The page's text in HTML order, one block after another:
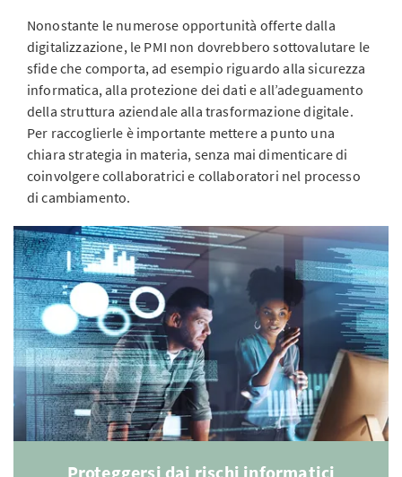
Nonostante le numerose opportunità offerte dalla
digitalizzazione, le PMI non dovrebbero sottovalutare le
sfide che comporta, ad esempio riguardo alla sicurezza
informatica, alla protezione dei dati e all’adeguamento
della struttura aziendale alla trasformazione digitale.
Per raccoglierle è importante mettere a punto una
chiara strategia in materia, senza mai dimenticare di
coinvolgere collaboratrici e collaboratori nel processo
di cambiamento.
Proteggersi dai rischi informatici